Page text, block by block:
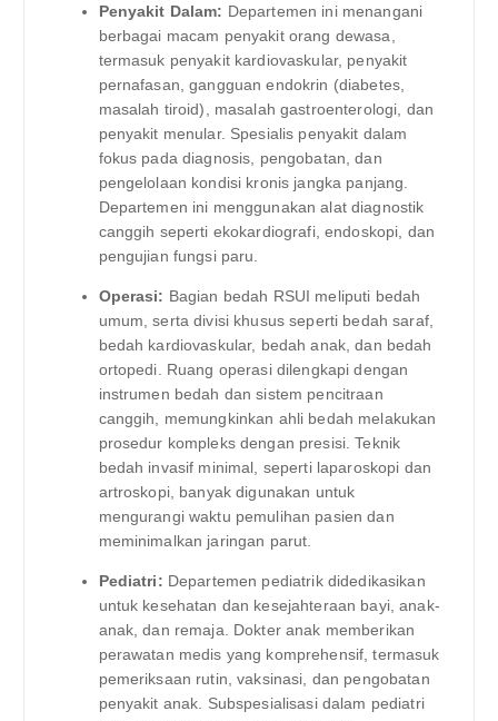
Penyakit Dalam: Departemen ini menangani
berbagai macam penyakit orang dewasa,
termasuk penyakit kardiovaskular, penyakit
pernafasan, gangguan endokrin (diabetes,
masalah tiroid), masalah gastroenterologi, dan
penyakit menular. Spesialis penyakit dalam
fokus pada diagnosis, pengobatan, dan
pengelolaan kondisi kronis jangka panjang.
Departemen ini menggunakan alat diagnostik
canggih seperti ekokardiografi, endoskopi, dan
pengujian fungsi paru.
Operasi: Bagian bedah RSUI meliputi bedah
umum, serta divisi khusus seperti bedah saraf,
bedah kardiovaskular, bedah anak, dan bedah
ortopedi. Ruang operasi dilengkapi dengan
instrumen bedah dan sistem pencitraan
canggih, memungkinkan ahli bedah melakukan
prosedur kompleks dengan presisi. Teknik
bedah invasif minimal, seperti laparoskopi dan
artroskopi, banyak digunakan untuk
mengurangi waktu pemulihan pasien dan
meminimalkan jaringan parut.
Pediatri: Departemen pediatrik didedikasikan
untuk kesehatan dan kesejahteraan bayi, anak-
anak, dan remaja. Dokter anak memberikan
perawatan medis yang komprehensif, termasuk
pemeriksaan rutin, vaksinasi, dan pengobatan
penyakit anak. Subspesialisasi dalam pediatri